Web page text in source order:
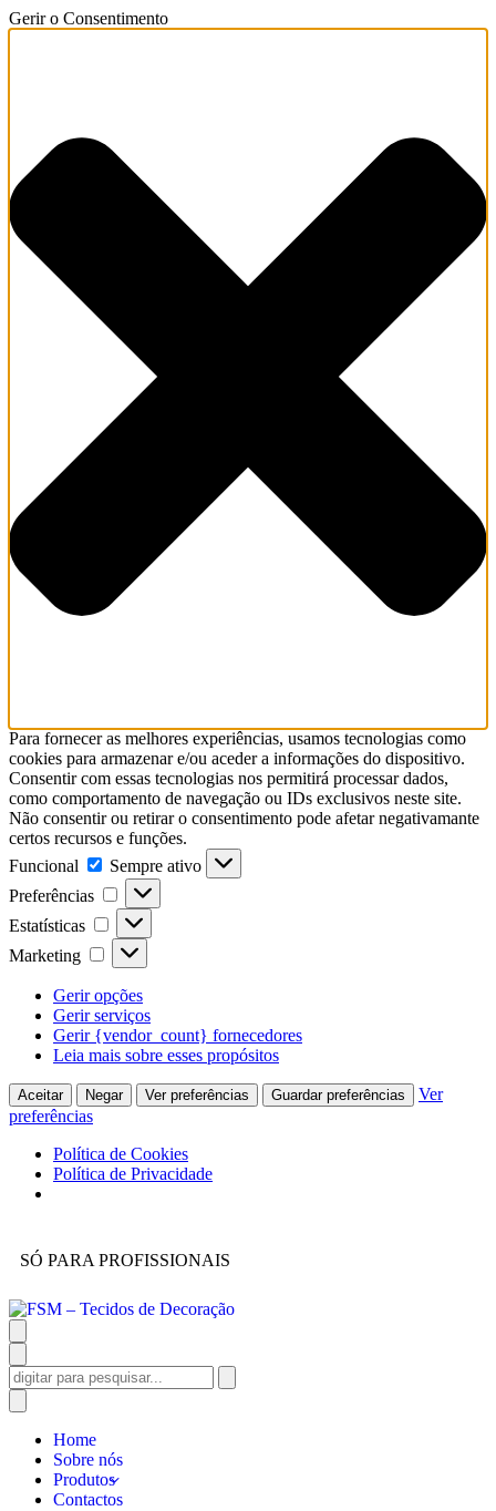
Gerir o Consentimento
Para fornecer as melhores experiências, usamos tecnologias como
cookies para armazenar e/ou aceder a informações do dispositivo.
Consentir com essas tecnologias nos permitirá processar dados,
como comportamento de navegação ou IDs exclusivos neste site.
Não consentir ou retirar o consentimento pode afetar negativamante
certos recursos e funções.
Funcional
Sempre ativo
Preferências
Estatísticas
Marketing
Gerir opções
Gerir serviços
Gerir {vendor_count} fornecedores
Leia mais sobre esses propósitos
Aceitar Negar Ver preferências Guardar preferências
Ver
preferências
Política de Cookies
Política de Privacidade
SÓ PARA PROFISSIONAIS
Home
Sobre nós
Produtos
Contactos